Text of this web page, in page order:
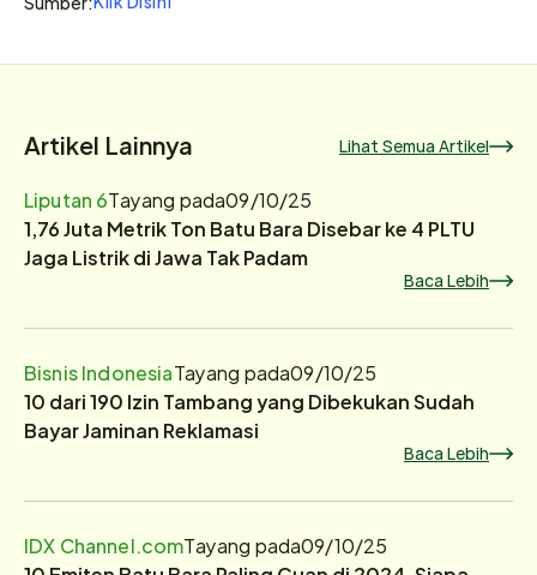
Artikel Lainnya Lihat Semua Artikel
Liputan 6Tayang pada09/10/25
1,76 Juta Metrik Ton Batu Bara Disebar ke 4 PLTU
Jaga Listrik di Jawa Tak Padam
Baca Lebih
Bisnis IndonesiaTayang pada09/10/25
10 dari 190 Izin Tambang yang Dibekukan Sudah
Bayar Jaminan Reklamasi
Baca Lebih
IDX Channel.comTayang pada09/10/25